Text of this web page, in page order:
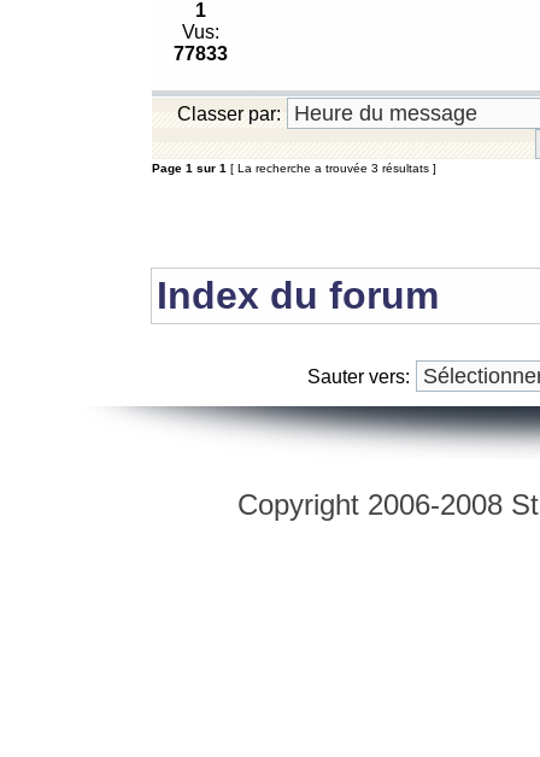
1
Vus:
77833
Classer par:
Page 1 sur 1 [ La recherche a trouvée 3 résultats ]
Index du forum
Sauter vers:
Copyright 2006-2008